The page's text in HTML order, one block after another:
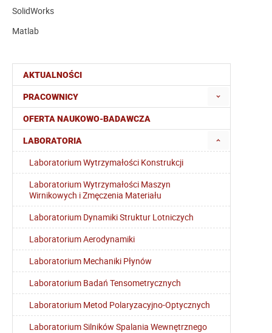
AKTUALNOŚCI
PRACOWNICY
OFERTA NAUKOWO-BADAWCZA
LABORATORIA
Laboratorium Wytrzymałości Konstrukcji
Laboratorium Wytrzymałości Maszyn
Wirnikowych i Zmęczenia Materiału
Laboratorium Dynamiki Struktur Lotniczych
Laboratorium Aerodynamiki
Laboratorium Mechaniki Płynów
Laboratorium Badań Tensometrycznych
Laboratorium Metod Polaryzacyjno-Optycznych
Laboratorium Silników Spalania Wewnętrznego
SolidWorks
Matlab